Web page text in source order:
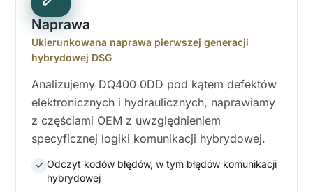
Naprawa
Ukierunkowana naprawa pierwszej generacji
hybrydowej DSG
Analizujemy DQ400 0DD pod kątem defektów
elektronicznych i hydraulicznych, naprawiamy
z częściami OEM z uwzględnieniem
specyficznej logiki komunikacji hybrydowej.
Odczyt kodów błędów, w tym błędów komunikacji
hybrydowej